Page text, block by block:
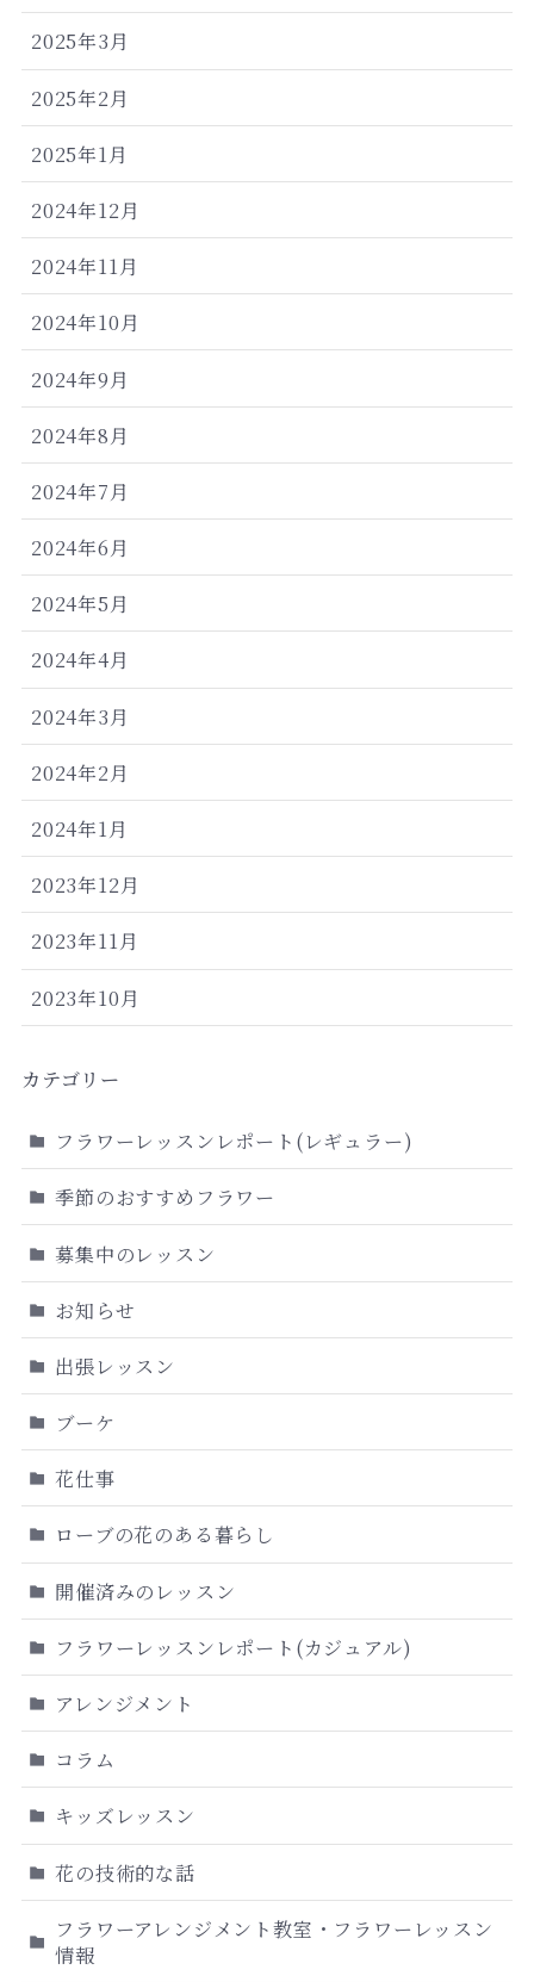
2025年3月
2025年2月
2025年1月
2024年12月
2024年11月
2024年10月
2024年9月
2024年8月
2024年7月
2024年6月
2024年5月
2024年4月
2024年3月
2024年2月
2024年1月
2023年12月
2023年11月
2023年10月
カテゴリー
フラワーレッスンレポート(レギュラー)
季節のおすすめフラワー
募集中のレッスン
お知らせ
出張レッスン
ブーケ
花仕事
ローブの花のある暮らし
開催済みのレッスン
フラワーレッスンレポート(カジュアル)
アレンジメント
コラム
キッズレッスン
花の技術的な話
フラワーアレンジメント教室・フラワーレッスン
情報